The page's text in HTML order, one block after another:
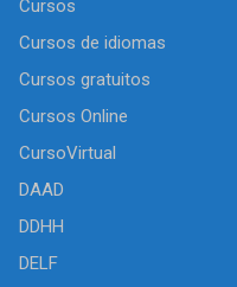
Cursos
Cursos de idiomas
Cursos gratuitos
Cursos Online
CursoVirtual
DAAD
DDHH
DELF